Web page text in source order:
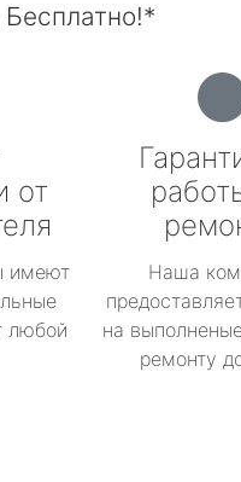
от
имеют
любой
Наша
на
ремонту